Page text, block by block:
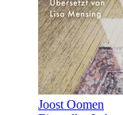
Joost Oomen